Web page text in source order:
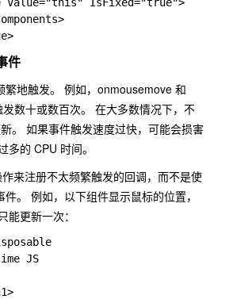
件
繁地触发。 例如，onmousemove 和
数十或数百次。 在大多数情况下，不
。 如果事件触发速度过快，可能会损害
多的 CPU 时间。
来注册不太频繁触发的回调，而不是使
。 例如，以下组件显示鼠标的位置，
能更新一次：
JS